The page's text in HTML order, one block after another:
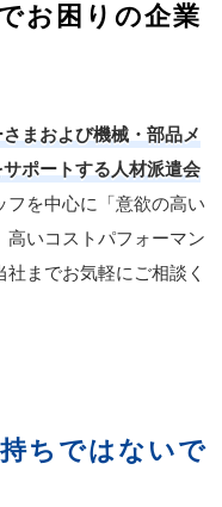
お困りの企業
まおよび機械・部品メ
ポートする人材派遣会
フを中心に「意欲の高い
高いコストパフォーマン
社までお気軽にご相談く
ちではないで